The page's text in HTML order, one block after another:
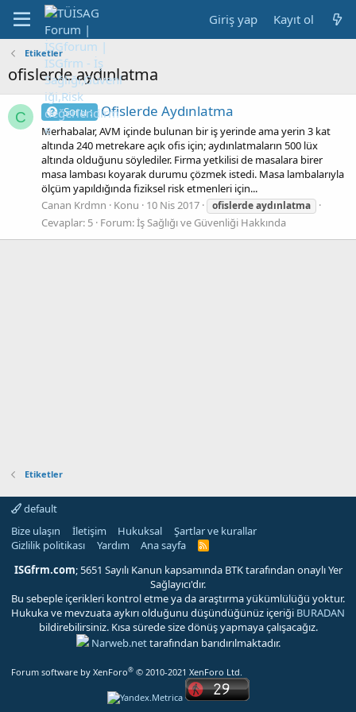
Giriş yap Kayıt ol
Etiketler
ofislerde aydınlatma
C Soru : Ofislerde Aydınlatma
Merhabalar, AVM içinde bulunan bir iş yerinde ama yerin 3 kat
altında 240 metrekare açık ofis için; aydınlatmaların 500 lüx
altında olduğunu söylediler. Firma yetkilisi de masalara birer
masa lambası koyarak durumu çözmek istedi. Masa lambalarıyla
ölçüm yapıldığında fiziksel risk etmenleri için...
Canan Krdmn
Konu 10 Nis 2017 ofislerdeaydınlatma
Cevaplar: 5 Forum:İş Sağlığı ve Güvenliği Hakkında
Etiketler
default
Bize ulaşın
İletişim Hukuksal
Şartlar ve kurallar
Gizlilik politikası
Yardım Ana sayfa
R
S
ISGfrm.com; 5651 Sayılı Kanun kapsamında BTK tarafından onaylı Yer
Sağlayıcı'dır.
Bu sebeple içerikleri kontrol etme ya da araştırma yükümlülüğü yoktur.
Hukuka ve mevzuata aykırı olduğunu düşündüğünüz içeriği BURADAN
bildirebilirsiniz. Kısa sürede size dönüş yapmaya çalışacağız.
Narweb.nettarafından barıdırılmaktadır.
Forum software by XenForo® © 2010-2021 XenForo Ltd.